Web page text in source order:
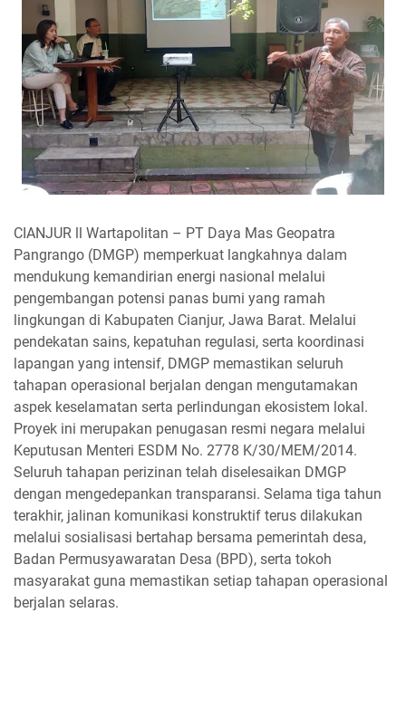
CIANJUR ll Wartapolitan – PT Daya Mas Geopatra
Pangrango (DMGP) memperkuat langkahnya dalam
mendukung kemandirian energi nasional melalui
pengembangan potensi panas bumi yang ramah
lingkungan di Kabupaten Cianjur, Jawa Barat. Melalui
pendekatan sains, kepatuhan regulasi, serta koordinasi
lapangan yang intensif, DMGP memastikan seluruh
tahapan operasional berjalan dengan mengutamakan
aspek keselamatan serta perlindungan ekosistem lokal.
Proyek ini merupakan penugasan resmi negara melalui
Keputusan Menteri ESDM No. 2778 K/30/MEM/2014.
Seluruh tahapan perizinan telah diselesaikan DMGP
dengan mengedepankan transparansi. Selama tiga tahun
terakhir, jalinan komunikasi konstruktif terus dilakukan
melalui sosialisasi bertahap bersama pemerintah desa,
Badan Permusyawaratan Desa (BPD), serta tokoh
masyarakat guna memastikan setiap tahapan operasional
berjalan selaras.